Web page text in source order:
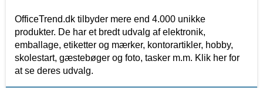
OfficeTrend.dk tilbyder mere end 4.000 unikke
produkter. De har et bredt udvalg af elektronik,
emballage, etiketter og mærker, kontorartikler, hobby,
skolestart, gæstebøger og foto, tasker m.m. Klik her for
at se deres udvalg.